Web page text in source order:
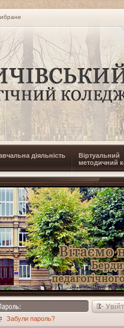
діяльність
Віртуальний
методичний
Забули пароль?